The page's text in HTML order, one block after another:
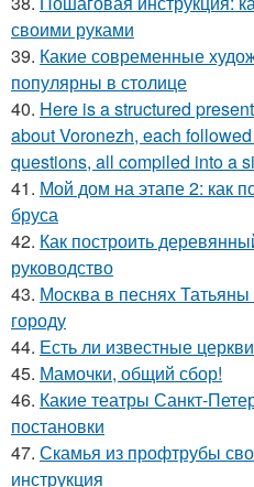
своими руками
39. Какие современные
популярны в столице
40. Here is a structured
about Voronezh, each
questions, all compiled into a
41. Мой дом на этапе 2: как
бруса
42. Как построить
руководство
43. Москва в песнях
городу
44. Есть ли известные
45. Мамочки, общий сбор!
46. Какие театры Санкт-
постановки
47. Скамья из профтрубы
инструкция